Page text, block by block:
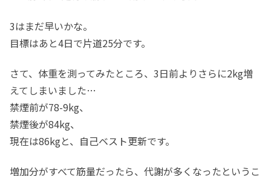
3はまだ早いかな。
目標はあと4日で片道25分です。
さて、体重を測ってみたところ、3日前よりさらに2kg増
えてしまいました…
禁煙前が78-9kg、
禁煙後が84kg、
現在は86kgと、自己ベスト更新です。
増加分がすべて筋量だったら、代謝が多くなったというこ